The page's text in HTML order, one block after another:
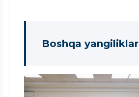
Boshqa yangiliklar